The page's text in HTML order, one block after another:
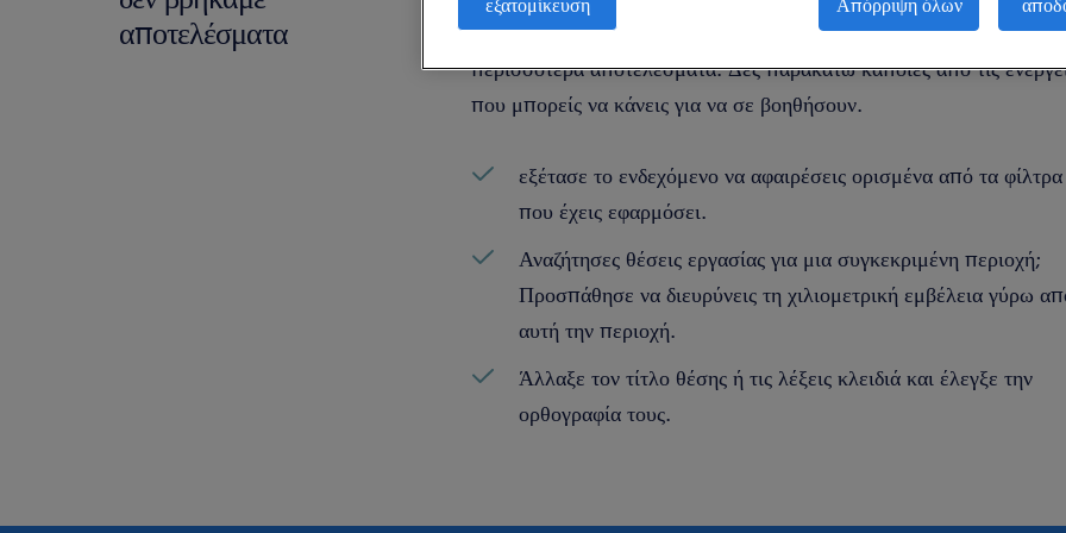
αποτελέσματα
χρειάζεται να αλλάξεις τα φίλτρα που έβαλες για να πάρεις
περισσότερα αποτελέσματα. Δες παρακάτω κάποιες από τις
που μπορείς να κάνεις για να σε βοηθήσουν.
εξέτασε το ενδεχόμενο να αφαιρέσεις ορισμένα από τα φίλτρα
που έχεις εφαρμόσει.
Αναζήτησες θέσεις εργασίας για μια συγκεκριμένη περιοχή;
Προσπάθησε να διευρύνεις τη χιλιομετρική εμβέλεια γύρω
αυτή την περιοχή.
Άλλαξε τον τίτλο θέσης ή τις λέξεις κλειδιά και έλεγξε την
ορθογραφία τους.